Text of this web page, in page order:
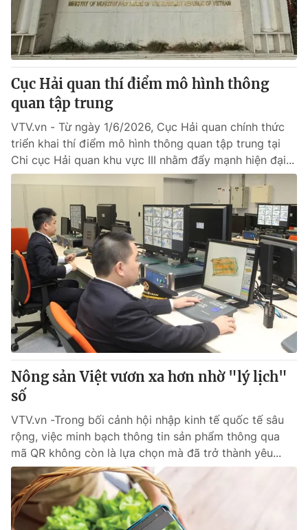
Sản phẩm
Thị trường
Tư vấn
Lịch phát sóng
Chuyên mục khác
Emagazine
Photo Infographic
Video Shorts video
VTV Money VTV Thể thao
VTV Sức khoẻ Bất động sản
Thị trường 24h Tấm lòng Việt
VTV4 Vươn mình bằng AI
VTV9
Liên hệ tòa soạn English
THỜI BÁO VTV
Cục Hải quan thí điểm mô hình thông
quan tập trung
VTV.vn - Từ ngày 1/6/2026, Cục Hải quan chính thức
triển khai thí điểm mô hình thông quan tập trung tại
Chi cục Hải quan khu vực III nhằm đẩy mạnh hiện đại...
Nông sản Việt vươn xa hơn nhờ "lý lịch"
số
VTV.vn -Trong bối cảnh hội nhập kinh tế quốc tế sâu
rộng, việc minh bạch thông tin sản phẩm thông qua
mã QR không còn là lựa chọn mà đã trở thành yêu...